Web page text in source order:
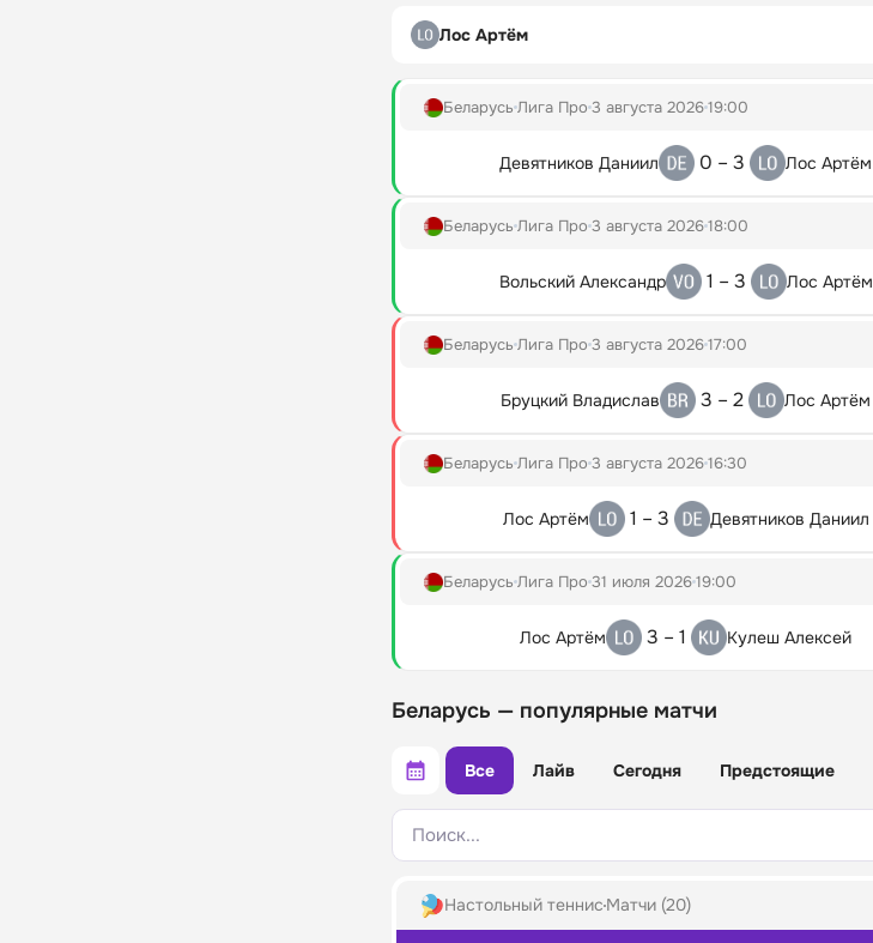
Лос Артём
Беларусь Лига Про 3 августа 202619:00
Девятников Даниил 0 – 3 Лос Артём
Беларусь Лига Про 3 августа 202618:00
Вольский Александр 1 – 3 Лос Артём
Беларусь Лига Про 3 августа 202617:00
Бруцкий Владислав 3 – 2 Лос Артём
Беларусь Лига Про 3 августа 202616:30
Лос Артём 1 – 3 Девятников Даниил
Беларусь Лига Про 31 июля 202619:00
Лос Артём 3 – 1 Кулеш Алексей
Беларусь — популярные матчи
Все Лайв Сегодня Предстоящие
Поиск...
Настольный теннис Матчи (20)